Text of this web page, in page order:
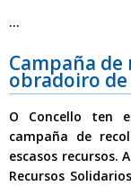
...
Campaña
obradoiro
O Concello ten
campaña de
escasos recursos.
Recursos